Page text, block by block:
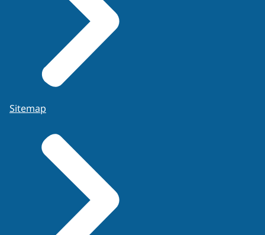
Sitemap